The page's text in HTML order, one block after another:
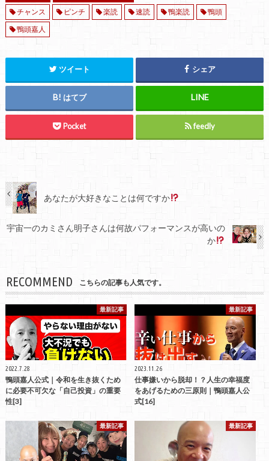
チャンス
ピンチ 楽読 速読 鴨楽読
鴨頭
鴨頭嘉人
ツイート シェア
はてブ
Pocket feedly
あなたが大好きなことは何ですか
宇宙一のカミさん明子さんは何故パフォーマンスが高いの
か
RECOMMEND こちらの記事も人気です。
最新記事
2022.7.28
鴨頭嘉人公式｜令和を生き抜くため
に必要不可欠な「自己投資」の重要
性[3]
最新記事
2023.11.26
仕事嫌いから脱却！？人生の幸福度
をあげるための三原則｜鴨頭嘉人公
式[16]
最新記事 最新記事